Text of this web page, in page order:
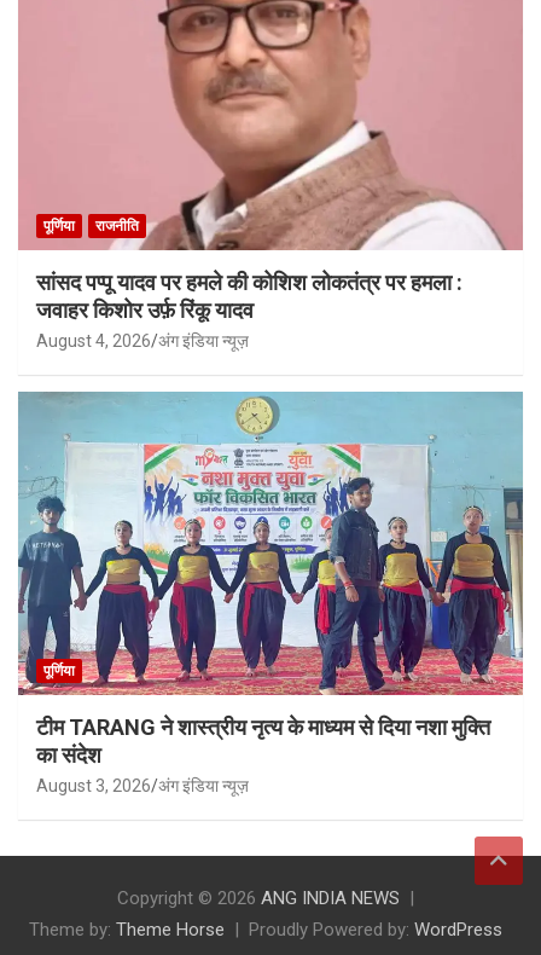
पूर्णिया राजनीति
सांसद पप्पू यादव पर हमले की कोशिश लोकतंत्र पर हमला :
जवाहर किशोर उर्फ़ रिंकू यादव
August 4, 2026 अंग इंडिया न्यूज़
पूर्णिया
टीम TARANG ने शास्त्रीय नृत्य के माध्यम से दिया नशा मुक्ति
का संदेश
August 3, 2026 अंग इंडिया न्यूज़
Copyright © 2026 ANG INDIA NEWS
Theme by: Theme Horse Proudly Powered by: WordPress